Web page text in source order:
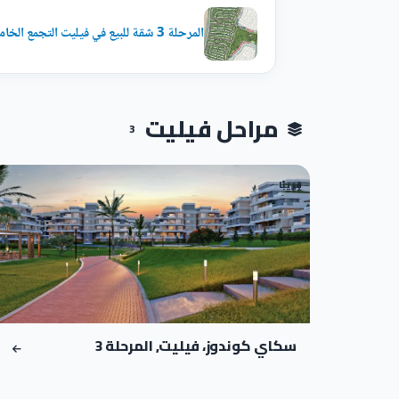
المرحلة 3 شقة للبيع في فيليت التجمع الخامس
مراحل فيليت 3
قريبًا
01
سكاي كوندوز، فيليت, المرحلة 3